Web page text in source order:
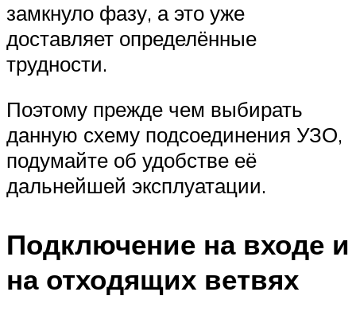
замкнуло фазу, а это уже
доставляет определённые
трудности.
Поэтому прежде чем выбирать
данную схему подсоединения УЗО,
подумайте об удобстве её
дальнейшей эксплуатации.
Подключение на входе и
на отходящих ветвях